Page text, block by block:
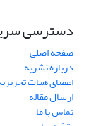
دسترسی
صفحه اصلی
درباره نشریه
اعضای هیات
ارسال مقاله
تماس با ما